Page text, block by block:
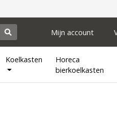
Mijn account
Koelkasten
Horeca
bierkoelkasten